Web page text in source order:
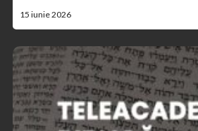
15 iunie 2026